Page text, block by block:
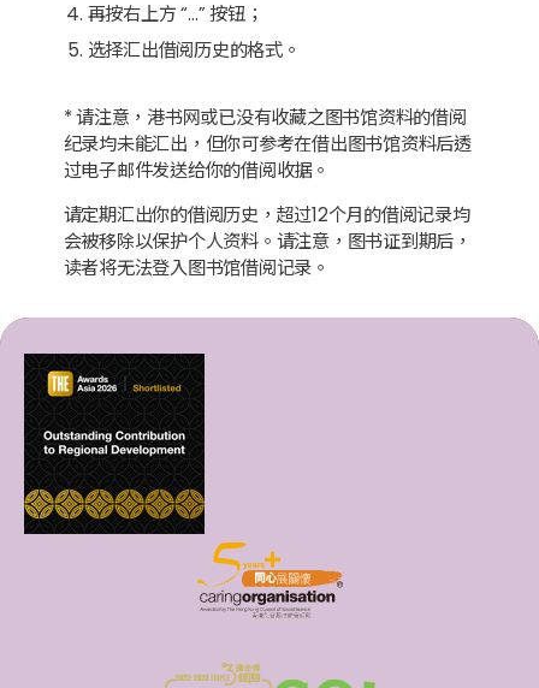
再按右上方 “…” 按钮；
选择汇出借阅历史的格式。
* 请注意，港书网或已没有收藏之图书馆资料的借阅
纪录均未能汇出，但你可参考在借出图书馆资料后透
过电子邮件发送给你的借阅收据。
请定期汇出你的借阅历史，超过12个月的借阅记录均
会被移除以保护个人资料。请注意，图书证到期后，
读者将无法登入图书馆借阅记录。